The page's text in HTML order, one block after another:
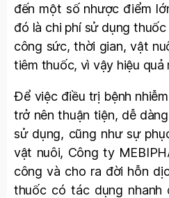
đến một số nhược điểm
đó là chi phí sử dụng
công sức, thời gian, vật
tiêm thuốc, vì vậy hiệu quả
Để việc điều trị bệnh
trở nên thuận tiện, dễ
sử dụng, cũng như sự
vật nuôi, Công ty
công và cho ra đời hỗn
thuốc có tác dụng nhanh